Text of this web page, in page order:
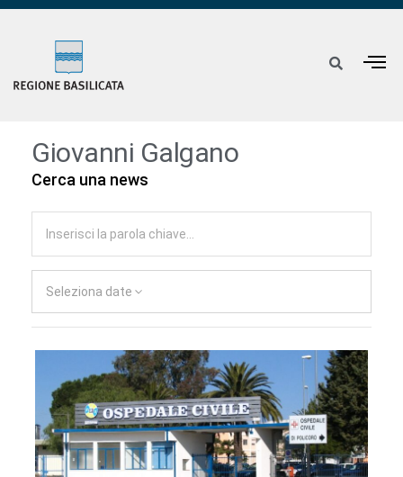
Giovanni Galgano
Cerca una news
Seleziona date